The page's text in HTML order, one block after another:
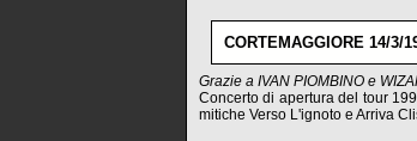
CORTEMAGGIORE 14/3/
Grazie a IVAN PIOMBINO e
Concerto di apertura del tour
mitiche Verso L'ignoto e Arriva